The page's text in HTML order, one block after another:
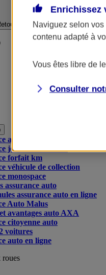
à la section précédente
auto
jeune conducteur
forfait km
véhicule de collection
monospace
assurance auto
assurance auto en ligne
Auto Malus
avantages auto AXA
citoyenne auto
voitures
auto en ligne
roues
Enrichissez
Naviguez selon
contenu adapté à
Vous êtes libre de
Consulter